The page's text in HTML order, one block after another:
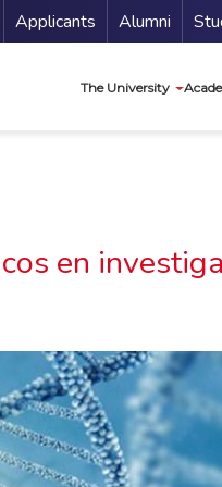
Menu
Applicants Alumni
The University
en